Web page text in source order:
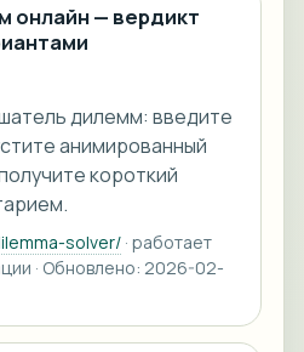
онлайн — вердикт
дилемм: введите
анимированный
короткий
solver/· работает
· Обновлено: 2026-02-